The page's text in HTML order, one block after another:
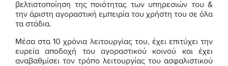
βελτιστοποίηση της ποιότητας των υπηρεσιών του &
την άριστη αγοραστική εμπειρία του χρήστη του σε όλα
τα στάδια.
Μέσα στα 10 χρόνια λειτουργίας του, έχει επιτύχει την
ευρεία αποδοχή του αγοραστικού κοινού και έχει
αναβαθμίσει τον τρόπο λειτουργίας του ασφαλιστικού